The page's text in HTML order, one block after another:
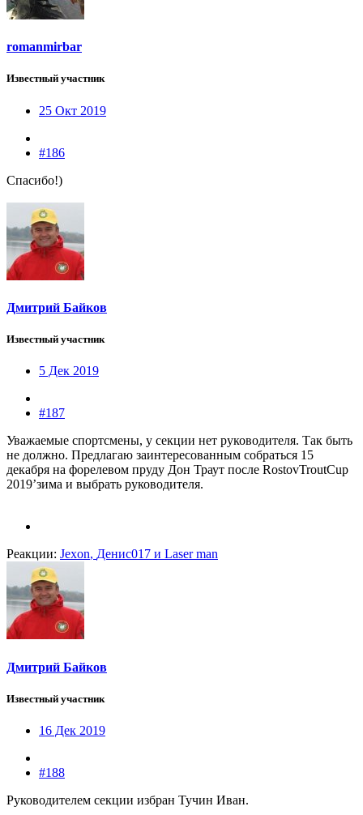
romanmirbar
Известный участник
25 Окт 2019
#186
Спасибо!)
Дмитрий Байков
Известный участник
5 Дек 2019
#187
Уважаемые спортсмены, у секции нет руководителя. Так быть
не должно. Предлагаю заинтересованным собраться 15
декабря на форелевом пруду Дон Траут после RostovTroutCup
2019’зима и выбрать руководителя.
Реакции: Jexon, Денис017 и Laser man
Дмитрий Байков
Известный участник
16 Дек 2019
#188
Руководителем секции избран Тучин Иван.